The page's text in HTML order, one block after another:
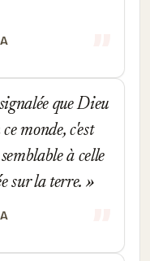
que Dieu
monde, c'est
à celle
sur la terre.